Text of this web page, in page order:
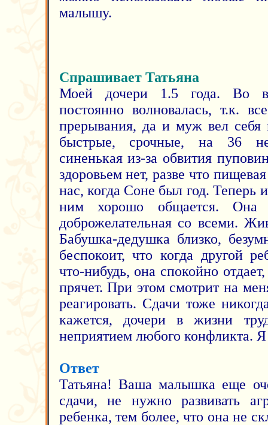
малышу.
Спрашивает Татьяна
Моей дочери 1.5 года. Во
постоянно волновалась, т.к.
прерывания, да и муж вел себя
быстрые, срочные, на 36
синенькая из-за обвития
здоровьем нет, разве что
нас, когда Соне был год. Теперь
ним хорошо общается. Она
доброжелательная со всеми.
Бабушка-дедушка близко,
беспокоит, что когда другой
что-нибудь, она спокойно
прячет. При этом смотрит на
реагировать. Сдачи тоже
кажется, дочери в жизни
неприятием любого конфликта. Я
Ответ
Татьяна! Ваша малышка еще
сдачи, не нужно развивать
ребенка, тем более, что она не